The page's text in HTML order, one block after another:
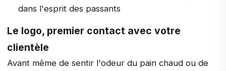
dans l'esprit des passants
Le logo, premier contact avec votre
clientèle
Avant même de sentir l'odeur du pain chaud ou de